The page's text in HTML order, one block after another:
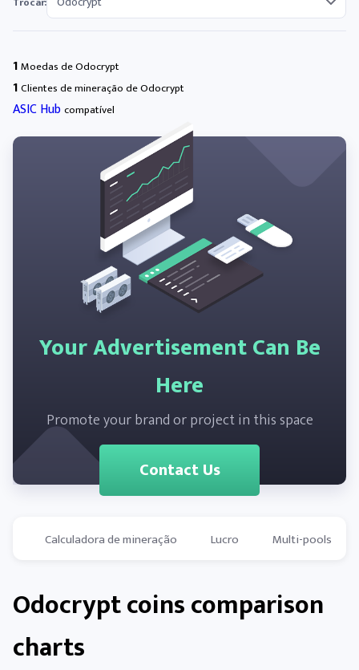
1Moedas de Odocrypt
1Clientes de mineração de Odocrypt
ASIC Hub compatível
Your Advertisement Can Be
Here
Promote your brand or project in this space
Contact Us
Calculadora de mineração Lucro Multi-pools
Odocrypt coins comparison
charts